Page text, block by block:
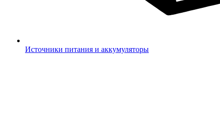
Источники питания и аккумуляторы